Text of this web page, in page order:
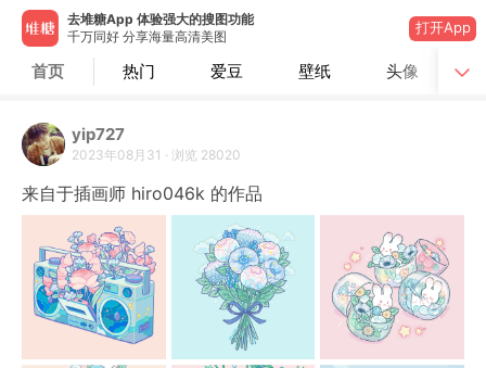
去堆糖App 体验强大的搜图功能
千万同好 分享海量高清美图
打开App
首页 热门 爱豆 壁纸 头像
yip727
2023年08月31 · 浏览 28020
来自于插画师 hiro046k 的作品 ​​​